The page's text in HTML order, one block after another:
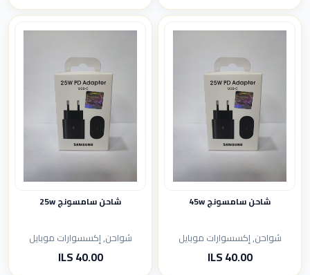
شاحن سامسونج 45w
شواحن, إكسسوارات موبايل
40.00 ILS
شاحن سامسونج 25w
شواحن, إكسسوارات موبايل
40.00 ILS